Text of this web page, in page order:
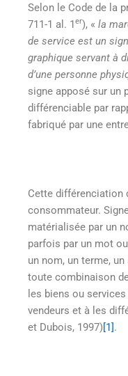
Selon le Code de la
711-1 al. 1er), « la
de service est un
graphique servant à
d’une personne
signe apposé sur un
différenciable par
fabriqué par une
Cette différenciation
consommateur.
matérialisée par un
parfois par un mot
un nom, un terme,
toute combinaison
les biens ou services
vendeurs et à les
et Dubois, 1997)[1].